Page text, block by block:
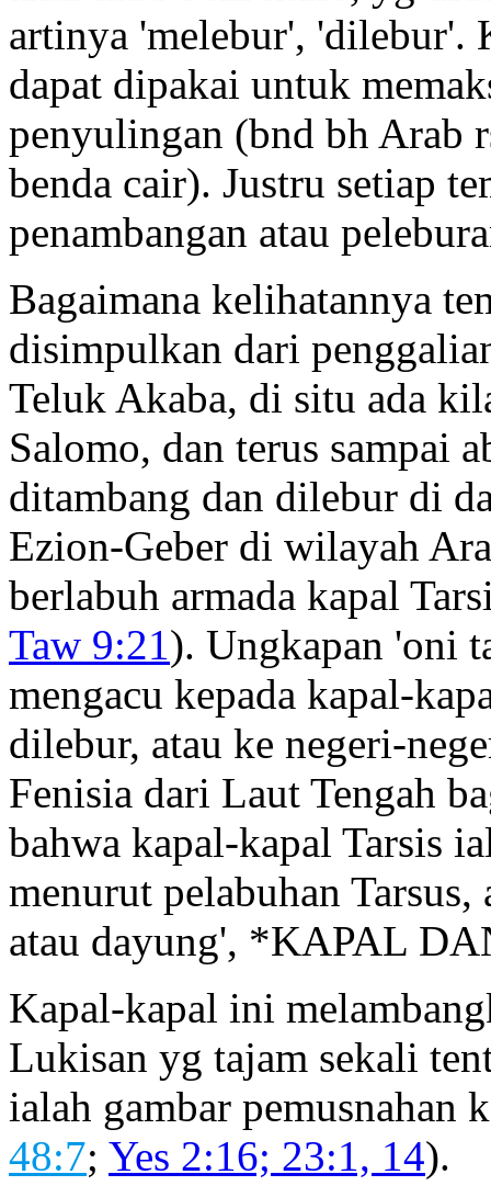
artinya 'melebur', 'dilebur'.
dapat dipakai untuk
penyulingan (bnd bh Arab
benda cair). Justru setiap
penambangan atau
Bagaimana kelihatannya
disimpulkan dari
Teluk Akaba, di situ ada
Salomo, dan terus sampai
ditambang dan dilebur di
Ezion-Geber di wilayah
berlabuh armada kapal
Taw 9:21). Ungkapan 'oni
mengacu kepada kapal-
dilebur, atau ke negeri-
Fenisia dari Laut Tengah
bahwa kapal-kapal Tarsis
menurut pelabuhan
atau dayung', *KAPAL
Kapal-kapal ini
Lukisan yg tajam sekali
ialah gambar pemusnahan
48:7; Yes 2:16; 23:1, 14).